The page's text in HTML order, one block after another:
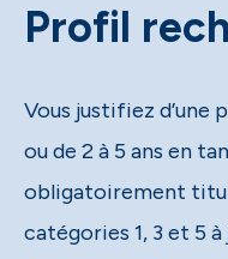
Profil
Vous justifiez d’une
ou de 2 à 5 ans en
obligatoirement
catégories 1, 3 et 5 à